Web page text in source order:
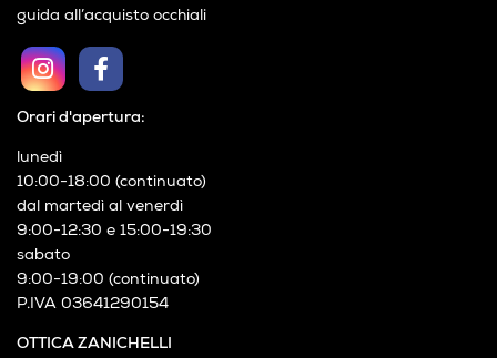
OTTICA ZANICHELLI
Orari d'apertura:
lunedì
10:00-18:00 (continuato)
dal martedì al venerdì
9:00-12:30 e 15:00-19:30
sabato
9:00-19:00 (continuato)
P.IVA 03641290154
guida all’acquisto occhiali